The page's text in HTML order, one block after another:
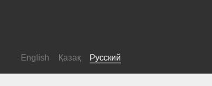
English Қазақ Русский